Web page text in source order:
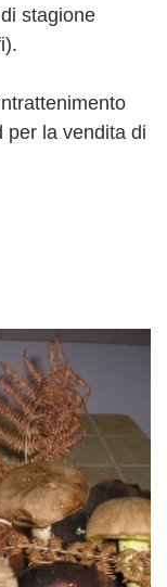
stagione
per la vendita di